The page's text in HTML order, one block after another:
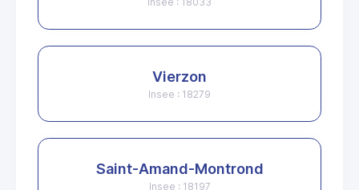
Vierzon
Insee : 18279
Saint-Amand-Montrond
Insee : 18197